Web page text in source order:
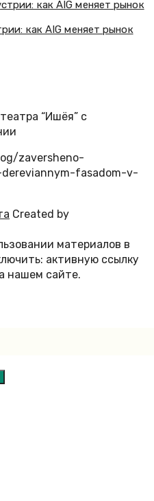
как AIG меняет рынок
“Ишёя” с
zaversheno-
fasadom-v-
Created by
материалов в
активную ссылку
нашем сайте.